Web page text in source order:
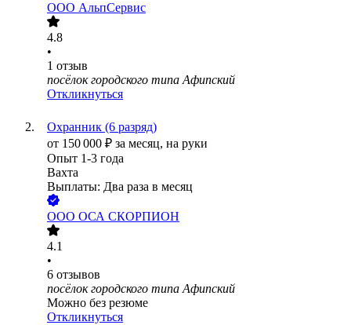
ООО АльпСервис
4.8
•
1 отзыв
посёлок городского типа Афипский
Откликнуться
Охранник (6 разряд)
от 150 000 ₽ за месяц, на руки
Опыт 1-3 года
Вахта
Выплаты: Два раза в месяц
ООО ОСА СКОРПИОН
4.1
•
6 отзывов
посёлок городского типа Афипский
Можно без резюме
Откликнуться